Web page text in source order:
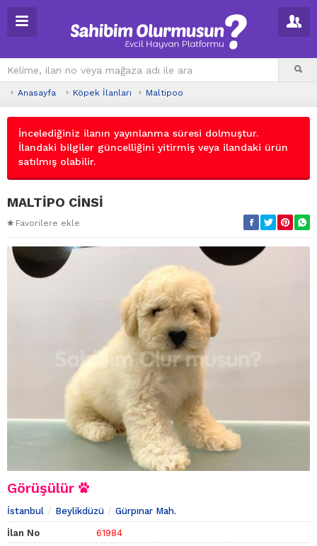
Anasayfa Köpek İlanları Maltipoo
İncelediğiniz ilanın yayınlanma süresi dolmuştur.
İlandaki bilgiler güncelliğini yitirmiş veya ilandaki ürün
satılmış olabilir.
MALTİPO CİNSİ
Favorilere ekle
Görüşülür
İstanbul Beylikdüzü Gürpınar Mah.
İlan No
61984